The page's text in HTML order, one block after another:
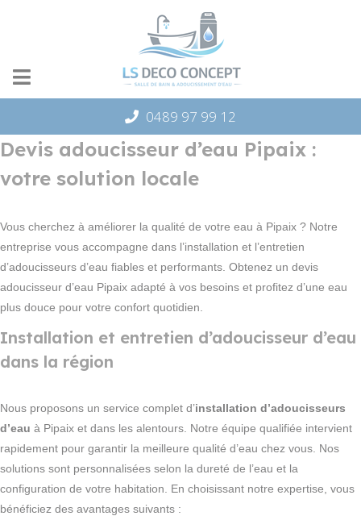
0489 97 99 12
Devis adoucisseur d’eau Pipaix :
votre solution locale
Vous cherchez à améliorer la qualité de votre eau à Pipaix ? Notre
entreprise vous accompagne dans l’installation et l’entretien
d’adoucisseurs d’eau fiables et performants. Obtenez un devis
adoucisseur d’eau Pipaix adapté à vos besoins et profitez d’une eau
plus douce pour votre confort quotidien.
Installation et entretien d’adoucisseur d’eau
dans la région
Nous proposons un service complet d’installation d’adoucisseurs
d’eau à Pipaix et dans les alentours. Notre équipe qualifiée intervient
rapidement pour garantir la meilleure qualité d’eau chez vous. Nos
solutions sont personnalisées selon la dureté de l’eau et la
configuration de votre habitation. En choisissant notre expertise, vous
bénéficiez des avantages suivants :